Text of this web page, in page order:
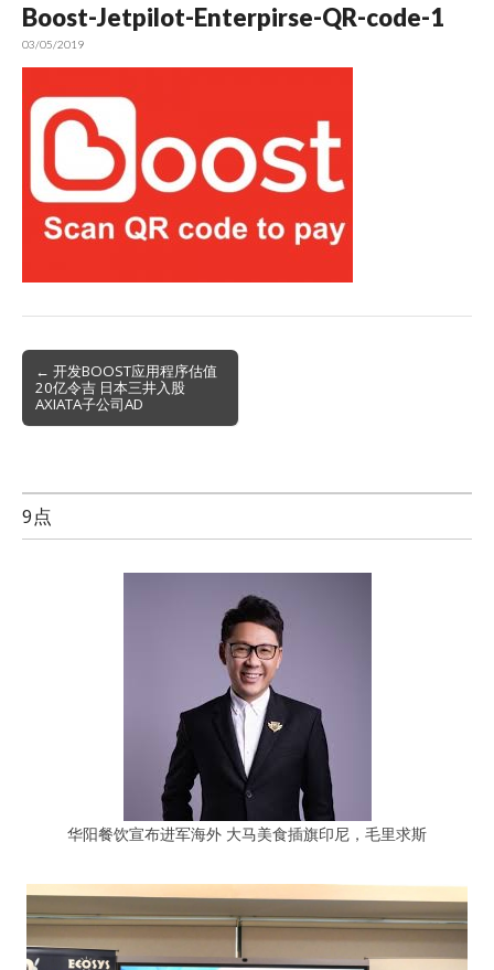
Boost-Jetpilot-Enterpirse-QR-code-1
03/05/2019
Post
navigation
← 开发BOOST应用程序估值
20亿令吉 日本三井入股
AXIATA子公司AD
9点
华阳餐饮宣布进军海外 大马美食插旗印尼，毛里求斯